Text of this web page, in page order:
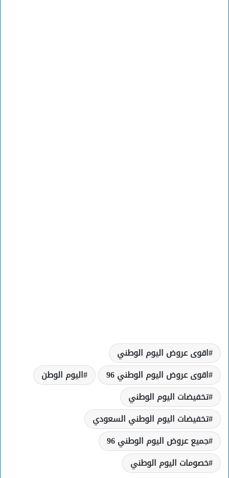
اقوى عروض اليوم الوطني
اقوى عروض اليوم الوطني 96
اليوم الوطن
تخفيضات اليوم الوطني
تخفيضات اليوم الوطني السعودي
جميع عروض اليوم الوطني 96
خصومات اليوم الوطني